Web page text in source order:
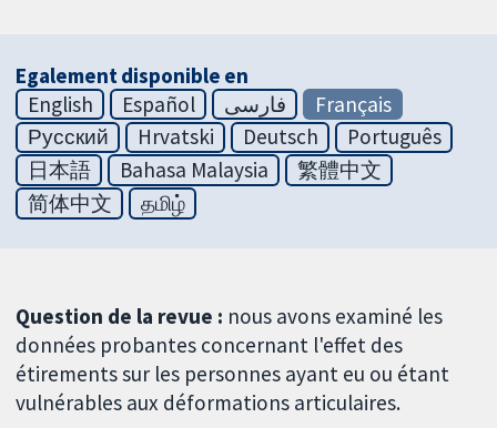
Egalement disponible en
English
Español فارسی
Français
Русский
Hrvatski Deutsch
Português
日本語
Bahasa Malaysia
繁體中文
简体中文
தமிழ்
Question de la revue : nous avons examiné les
données probantes concernant l'effet des
étirements sur les personnes ayant eu ou étant
vulnérables aux déformations articulaires.